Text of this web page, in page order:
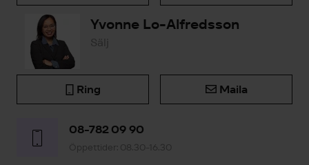
Yvonne Lo-Alfredsson
Sälj
Ring Maila
08-782 09 90
Öppettider: 08.30-16.30